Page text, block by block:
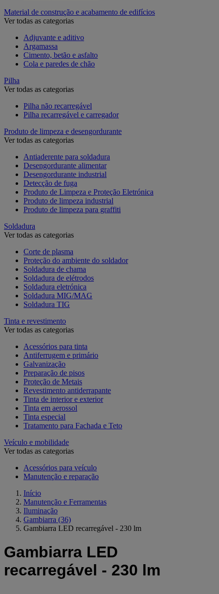
Material de construção e acabamento de edifícios
Ver todas as categorias
Adjuvante e aditivo
Argamassa
Cimento, betão e asfalto
Cola e paredes de chão
Pilha
Ver todas as categorias
Pilha não recarregável
Pilha recarregável e carregador
Produto de limpeza e desengordurante
Ver todas as categorias
Antiaderente para soldadura
Desengordurante alimentar
Desengordurante industrial
Detecção de fuga
Produto de Limpeza e Proteção Eletrónica
Produto de limpeza industrial
Produto de limpeza para graffiti
Soldadura
Ver todas as categorias
Corte de plasma
Proteção do ambiente do soldador
Soldadura de chama
Soldadura de elétrodos
Soldadura eletrónica
Soldadura MIG/MAG
Soldadura TIG
Tinta e revestimento
Ver todas as categorias
Acessórios para tinta
Antiferrugem e primário
Galvanização
Preparação de pisos
Proteção de Metais
Revestimento antiderrapante
Tinta de interior e exterior
Tinta em aerossol
Tinta especial
Tratamento para Fachada e Teto
Veículo e mobilidade
Ver todas as categorias
Acessórios para veículo
Manutenção e reparação
Início
Manutenção e Ferramentas
Iluminação
Gambiarra (36)
Gambiarra LED recarregável - 230 lm
Gambiarra LED
recarregável - 230 lm